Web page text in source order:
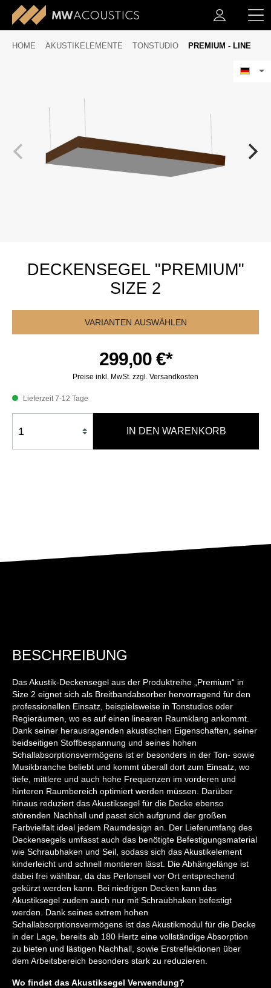
HOME AKUSTIKELEMENTE TONSTUDIO PREMIUM - LINE
DECKENSEGEL "PREMIUM"
SIZE 2
VARIANTEN AUSWÄHLEN
299,00 €*
Preise inkl. MwSt. zzgl. Versandkosten
Lieferzeit 7-12 Tage
IN DEN WARENKORB
BESCHREIBUNG
Das Akustik-Deckensegel aus der Produktreihe „Premium“ in
Size 2 eignet sich als Breitbandabsorber hervorragend für den
professionellen Einsatz, beispielsweise in Tonstudios oder
Regieräumen, wo es auf einen linearen Raumklang ankommt.
Dank seiner herausragenden akustischen Eigenschaften, seiner
beidseitigen Stoffbespannung und seines hohen
Schallabsorptionsvermögens ist er besonders in der Ton- sowie
Musikbranche beliebt und kommt überall dort zum Einsatz, wo
tiefe, mittlere und auch hohe Frequenzen im vorderen und
hinteren Raumbereich optimiert werden müssen. Darüber
hinaus reduziert das Akustiksegel für die Decke ebenso
störenden Nachhall und passt sich aufgrund der großen
Farbvielfalt ideal jedem Raumdesign an. Der Lieferumfang des
Deckensegels umfasst auch das benötigte Befestigungsmaterial
wie Schraubhaken und Seil, sodass sich das Akustikelement
kinderleicht und schnell montieren lässt. Die Abhängelänge ist
dabei frei wählbar, da das Perlonseil vor Ort entsprechend
gekürzt werden kann. Bei niedrigen Decken kann das
Akustiksegel zudem auch nur mit Schraubhaken befestigt
werden. Dank seines extrem hohen
Schallabsorptionsvermögens ist das Akustikmodul für die Decke
in der Lage, bereits ab 180 Hertz eine vollständige Absorption
zu bieten und lästigen Nachhall, sowie Erstreflektionen über
dem Arbeitsbereich besonders stark zu reduzieren.
Wo findet das Akustiksegel Verwendung?